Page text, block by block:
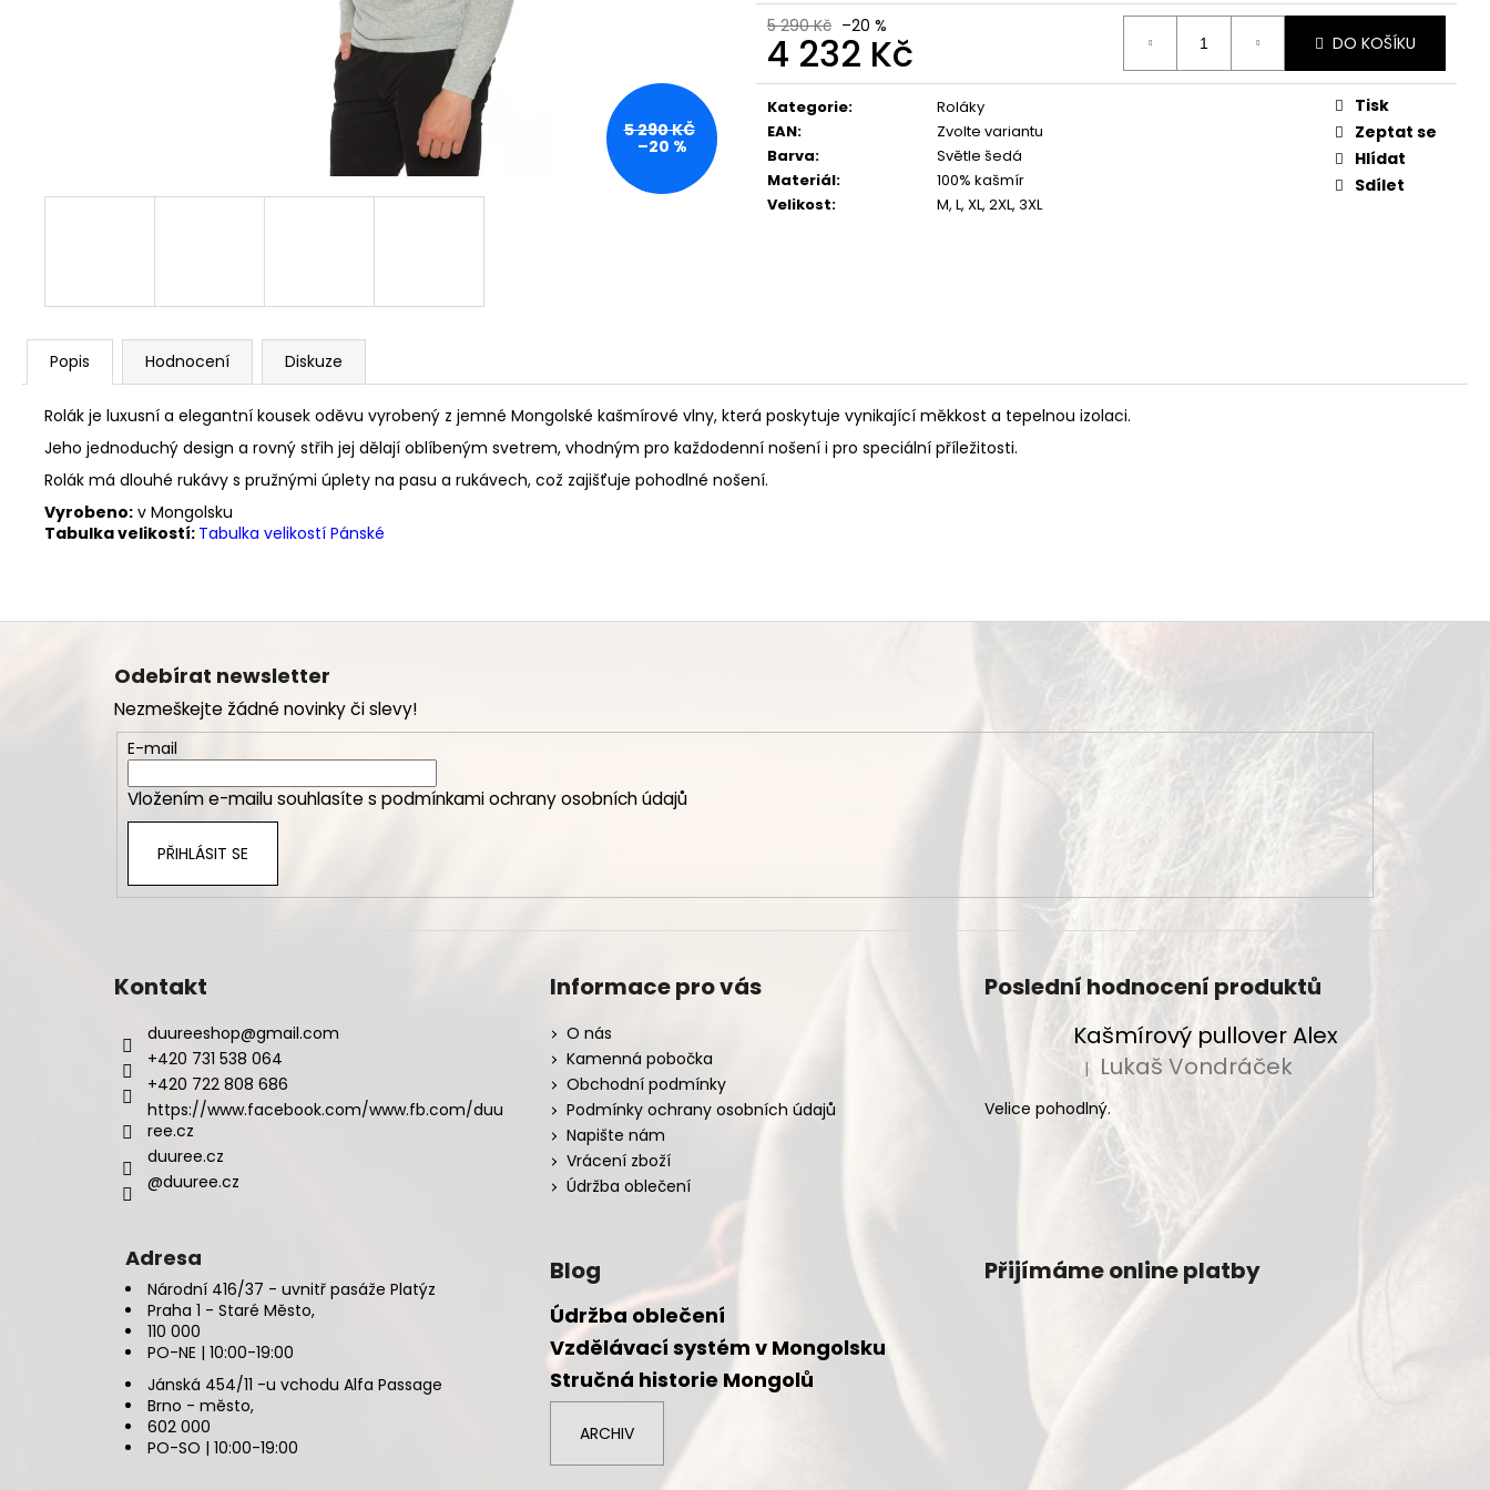
5 290 Kč –20 %
4 232 Kč
Měrná
cena:
DO KOŠÍKU
Kategorie:
Roláky
EAN:
Zvolte variantu
Barva:
Světle šedá
Materiál:
100% kašmír
Velikost: M, L, XL, 2XL, 3XL
Tisk
Zeptat se
Hlídat
Sdílet
5 290 KČ
–20 %
Popis Hodnocení Diskuze
Rolák je luxusní a elegantní kousek oděvu vyrobený z jemné Mongolské kašmírové vlny, která poskytuje vynikající měkkost a tepelnou izolaci.
Jeho jednoduchý design a rovný střih jej dělají oblíbeným svetrem, vhodným pro každodenní nošení i pro speciální příležitosti.
Rolák má dlouhé rukávy s pružnými úplety na pasu a rukávech, což zajišťuje pohodlné nošení.
Vyrobeno: v Mongolsku
Tabulka velikostí: Tabulka velikostí Pánské
Z
Odebírat newsletter
Nezmeškejte žádné novinky či slevy!
E-mail
Vložením e-mailu souhlasíte spodmínkami ochrany osobních údajů
PŘIHLÁSIT SE
Kontakt
duureeshop@gmail.com
+420 731 538 064
+420 722 808 686
https://www.facebook.com/www.fb.com/duu
ree.cz
duuree.cz
@duuree.cz
Informace pro vás
O nás
Kamenná pobočka
Obchodní podmínky
Podmínky ochrany osobních údajů
Napište nám
Vrácení zboží
Údržba oblečení
Poslední hodnocení produktů
Kašmírový pullover Alex
Hodnocení produktu je 5 z 5 hvězdiček.
| Lukaš Vondráček
Velice pohodlný.
Adresa
Národní 416/37 - uvnitř pasáže Platýz
Praha 1 - Staré Město,
110 000
PO-NE | 10:00-19:00
Jánská 454/11 -u vchodu Alfa Passage
Brno - město,
602 000
PO-SO | 10:00-19:00
Blog
Údržba oblečení
Vzdělávací systém v Mongolsku
Stručná historie Mongolů
ARCHIV
Přijímáme online platby